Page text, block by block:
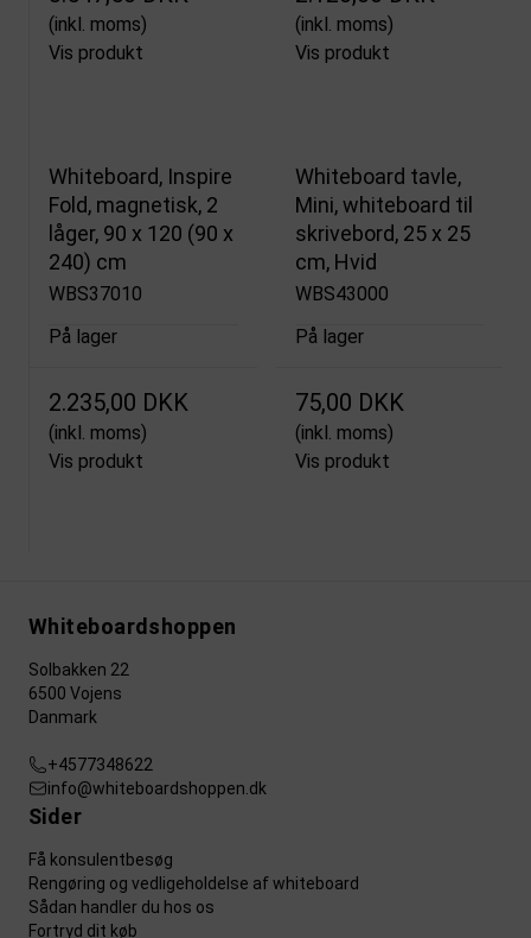
(inkl. moms)
Vis produkt
(inkl. moms)
Vis produkt
Whiteboard, Inspire
Fold, magnetisk, 2
låger, 90 x 120 (90 x
240) cm
WBS37010
På lager
2.235,00 DKK
(inkl. moms)
Vis produkt
Whiteboard tavle,
Mini, whiteboard til
skrivebord, 25 x 25
cm, Hvid
WBS43000
På lager
75,00 DKK
(inkl. moms)
Vis produkt
Whiteboardshoppen
Solbakken 22
6500 Vojens
Danmark
+4577348622
info@whiteboardshoppen.dk
Sider
Få konsulentbesøg
Rengøring og vedligeholdelse af whiteboard
Sådan handler du hos os
Fortryd dit køb